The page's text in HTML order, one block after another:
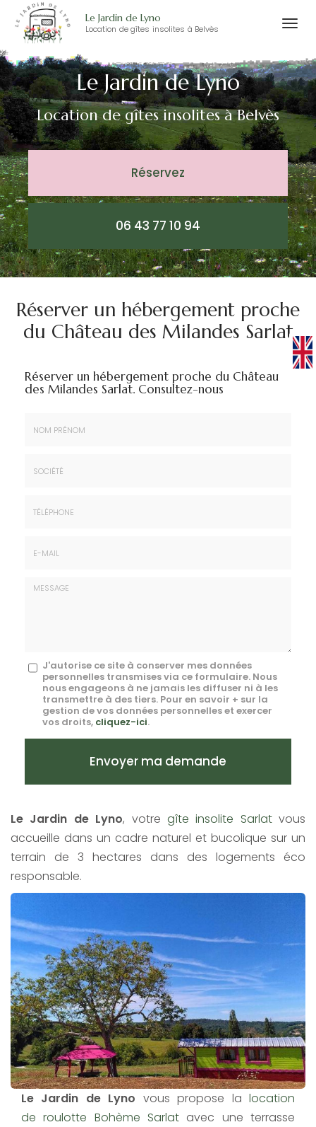
au
contenu
principal
Le Jardin de Lyno
Location de gîtes insolites à Belvès
Le Jardin de Lyno
Location de gîtes insolitesà Belvès
Réservez
06 43 77 10 94
Réserver un hébergement proche
du Château des Milandes Sarlat
Réserver un hébergement proche du Château
des Milandes Sarlat. Consultez-nous
Message
J'autorise ce site à conserver mes données
personnelles transmises via ce formulaire. Nous
nous engageons à ne jamais les diffuser ni à les
transmettre à des tiers. Pour en savoir + sur la
gestion de vos données personnelles et exercer
vos droits, cliquez-ici.
Acceptation
Envoyer ma demande
Le Jardin de Lyno, votre gîte insolite Sarlatvous
accueille dans un cadre naturel et bucolique sur un
terrain de 3 hectares dans des logements éco
responsable.
Le Jardin de Lyno vous propose lalocation
de roulotte Bohème Sarlat avec une terrasse